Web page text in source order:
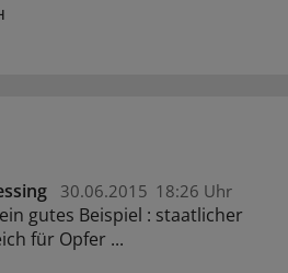
30.06.2015 18:26 Uhr
gutes Beispiel : staatlicher
für Opfer ...